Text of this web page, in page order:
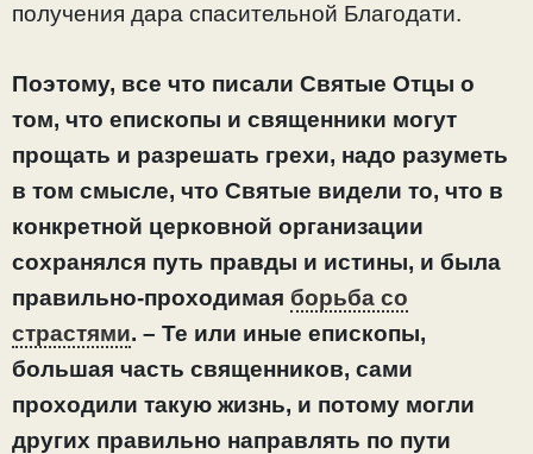
получения дара спасительной Благодати.
Поэтому, все что писали Святые Отцы о
том, что епископы и священники могут
прощать и разрешать грехи, надо разуметь
в том смысле, что Святые видели то, что в
конкретной церковной организации
сохранялся путь правды и истины, и была
правильно-проходимая борьба со
страстями. – Те или иные епископы,
большая часть священников, сами
проходили такую жизнь, и потому могли
других правильно направлять по пути